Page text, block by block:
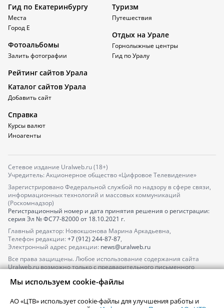
Гид по Екатеринбургу
Места
Город Е
Фотоальбомы
Залить фотографии
Туризм
Путешествия
Отдых на Урале
Горнолыжные центры
Гид по Уралу
Рейтинг сайтов Урала
Каталог сайтов Урала
Добавить сайт
Справка
Курсы валют
Иноагенты
Сетевое издание Uralweb.ru (18+)
Учредитель: Акционерное общество «Цифровое Телевидение»
Зарегистрировано Федеральной службой по надзору в сфере связи,
информационных технологий и массовых коммуникаций
(Роскомнадзор)
Регистрационный номер и дата принятия решения о регистрации:
серия Эл № ФС77-82000от 18.10.2021 г.
Главный редактор: Новокшонова Марина Аркадьевна,
Телефон редакции: +7 (912) 244-87-87,
Электронный адрес редакции: news@uralweb.ru
Все права защищены. Любое использование содержания сайта
Uralweb.ru возможно только с предварительного письменного
По вопросам размещения рекламы обращайтесь по тел.
Мы используем cookie-файлы
АО «ЦТВ» использует cookie-файлы для улучшения работы и